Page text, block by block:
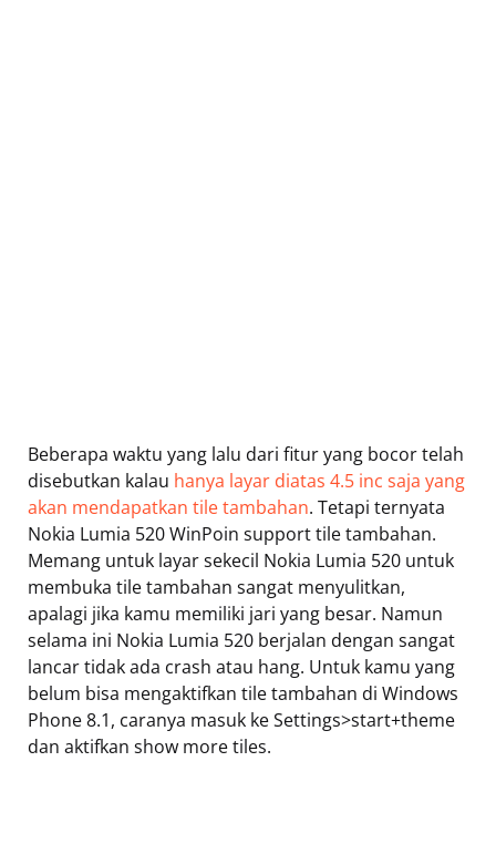
Beberapa waktu yang lalu dari fitur yang bocor telah
disebutkan kalau hanya layar diatas 4.5 inc saja yang
akan mendapatkan tile tambahan. Tetapi ternyata
Nokia Lumia 520 WinPoin support tile tambahan.
Memang untuk layar sekecil Nokia Lumia 520 untuk
membuka tile tambahan sangat menyulitkan,
apalagi jika kamu memiliki jari yang besar. Namun
selama ini Nokia Lumia 520 berjalan dengan sangat
lancar tidak ada crash atau hang. Untuk kamu yang
belum bisa mengaktifkan tile tambahan di Windows
Phone 8.1, caranya masuk ke Settings>start+theme
dan aktifkan show more tiles.